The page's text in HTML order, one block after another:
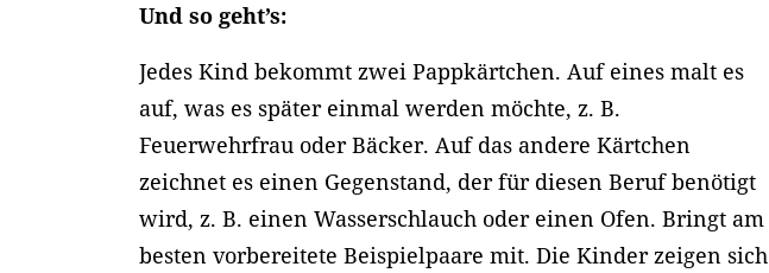
Und so geht’s:
Jedes Kind bekommt zwei Pappkärtchen. Auf eines malt es
auf, was es später einmal werden möchte, z. B.
Feuerwehrfrau oder Bäcker. Auf das andere Kärtchen
zeichnet es einen Gegenstand, der für diesen Beruf benötigt
wird, z. B. einen Wasserschlauch oder einen Ofen. Bringt am
besten vorbereitete Beispielpaare mit. Die Kinder zeigen sich